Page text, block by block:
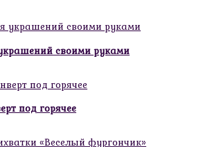
своими руками
под горячее